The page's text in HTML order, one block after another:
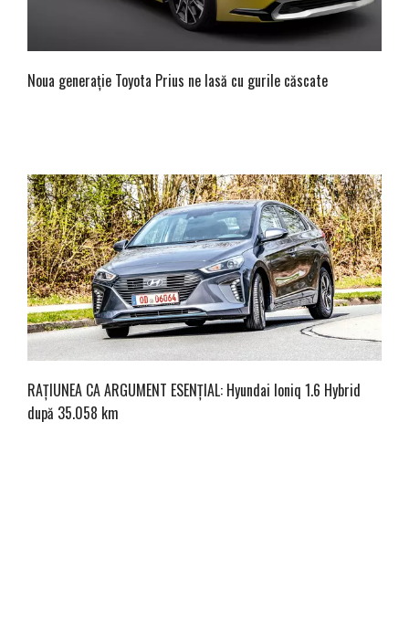
Noua generație Toyota Prius ne lasă cu gurile căscate
RAȚIUNEA CA ARGUMENT ESENȚIAL: Hyundai Ioniq 1.6 Hybrid
după 35.058 km